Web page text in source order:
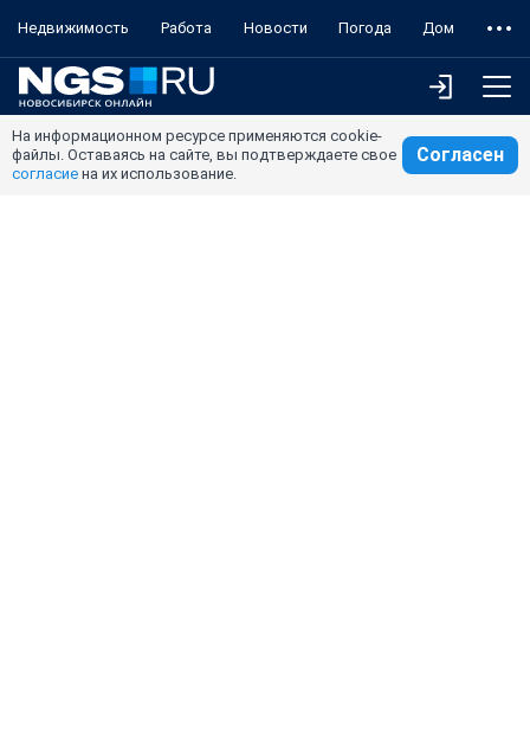
Недвижимость Работа Новости Погода Дом
На информационном ресурсе применяются cookie-
файлы. Оставаясь на сайте, вы подтверждаете свое
согласие на их использование.
Согласен